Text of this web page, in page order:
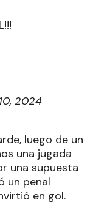
2024
luego de un
una jugada
una supuesta
un penal
en gol.